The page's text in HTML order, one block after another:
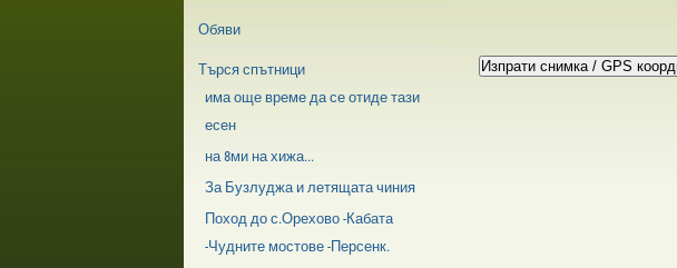
Обяви
Търся спътници
има още време да се отиде тази
есен
на 8ми на хижа...
За Бузлуджа и летящата чиния
Поход до с.Орехово -Кабата
-Чудните мостове -Персенк.